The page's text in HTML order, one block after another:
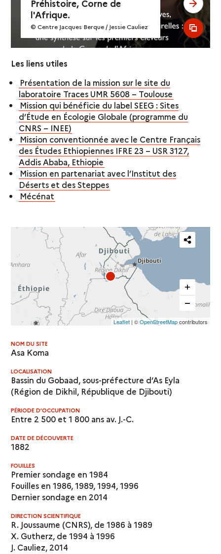
Préhistoire, Corne de
l'Afrique.
© Centre Jacques Berque / Jessie Cauliez
see
see
Les liens utiles
Présentation de la mission sur le site du
laboratoire Traces UMR 5608 – Toulouse
Mission qui bénéficie du label SEEG : Sites
d’Étude en Écologie Globale (programme du
CNRS – INEE)
Mission conventionnée avec le Centre Français
des Études Ethiopiennes IFRE 23 – USR 3127,
Addis Ababa, Ethiopie
Mission en partenariat avec l’Institut des
Déserts et des Steppes
Mécénat
Partager
carte
Leaflet| ©OpenStreetMapcontributors
NOM DU SITE
Asa Koma
LOCALISATION
Bassin du Gobaad, sous-préfecture d’As Eyla
(Région de Dikhil, République de Djibouti)
PÉRIODE D'OCCUPATION
Entre 2 500 et 1 800 ans av. J.-C.
DATE DE DÉCOUVERTE
1882
FOUILLES
Premier sondage en 1984
Fouilles en 1986, 1989, 1994, 1996
Dernier sondage en 2014
DIRECTION SCIENTIFIQUE
R. Joussaume (CNRS), de 1986 à 1989
X. Gutherz, de 1994 à 1996
J. Cauliez, 2014